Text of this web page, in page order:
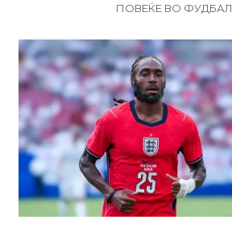
ПОВЕЌЕ ВО ФУДБАЛ